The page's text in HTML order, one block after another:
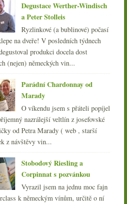
Matthias od Proqinu, Cava
4.7. a šumivé Grillo
(240)
(250)
(251)
(254)
(249)
(254)
(252)
(249)
(249)
(270)
(108)
Degustace Werther-Windisch
a Peter Stolleis
Ryzlinkové (a bublinové) počasí
na dveře! V posledních týdnech
produkci docela dost
(nejen) německých vin...
Parádní Chardonnay od
Marady
O víkendu jsem s přáteli popíjel
nazrálejší veltlín z josefovské
od Petra Marady ( web , starší
z návštěvy vin...
Stobodový Riesling a
Corpinnat s pozvánkou
Vyrazil jsem na jednu moc fajn
k německým vínům, určitě o ní